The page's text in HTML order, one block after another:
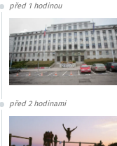
před 1 hodinou
před 2 hodinami